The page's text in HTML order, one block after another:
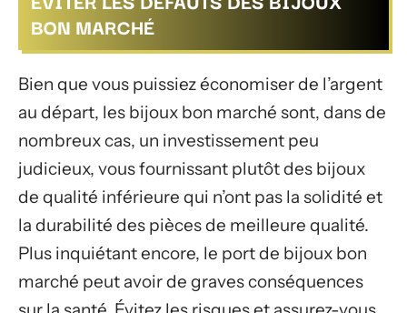
BON MARCHÉ
Bien que vous puissiez économiser de l’argent
au départ, les bijoux bon marché sont, dans de
nombreux cas, un investissement peu
judicieux, vous fournissant plutôt des bijoux
de qualité inférieure qui n’ont pas la solidité et
la durabilité des pièces de meilleure qualité.
Plus inquiétant encore, le port de bijoux bon
marché peut avoir de graves conséquences